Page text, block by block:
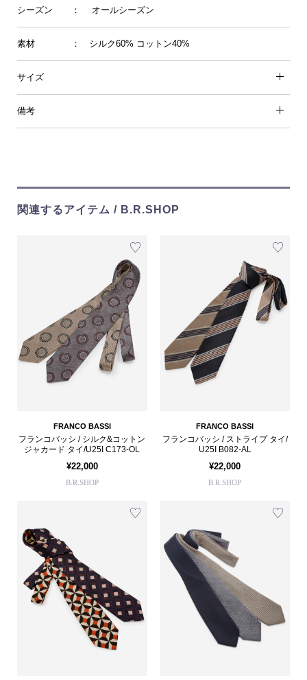
シーズン ： オールシーズン
素材 ： シルク60% コットン40%
サイズ
備考
関連するアイテム / B.R.SHOP
FRANCO BASSI
フランコバッシ / シルク&コットン
ジャカード タイ/U25I C173-OL
¥22,000
B.R.SHOP
FRANCO BASSI
フランコバッシ / ストライプ タイ/
U25I B082-AL
¥22,000
B.R.SHOP